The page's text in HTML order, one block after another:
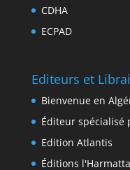
CDHA
ECPAD
Editeurs et
Bienvenue en
Éditeur spécialisé
Edition Atlantis
Éditions